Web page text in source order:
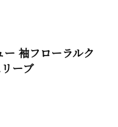
袖フローラルク
ーブ